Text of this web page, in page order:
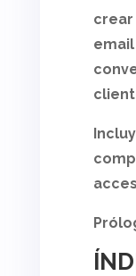
crear